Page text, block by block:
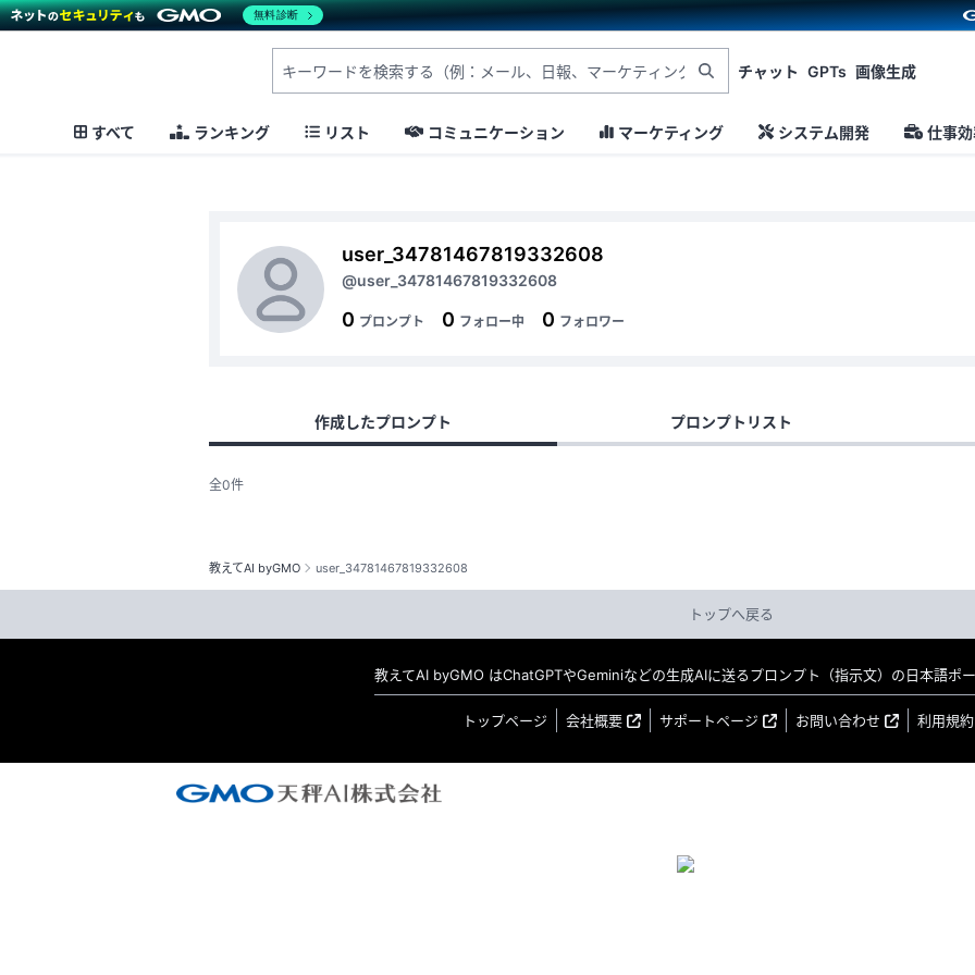
チャット GPTs 画像生成
すべて ランキング リスト コミュニケーション マーケティング システム開発 仕事
教えてAI byGMO user_34781467819332608
user_34781467819332608
@user_34781467819332608
0 プロンプト 0 フォロー中 0 フォロワー
作成したプロンプト プロンプトリスト
全0件
トップへ戻る
教えてAI byGMO はChatGPTやGeminiなどの生成AIに送るプロンプト（指示文）の日本語ポー
トップページ 会社概要 サポートページ お問い合わせ 利用規約
無料診断